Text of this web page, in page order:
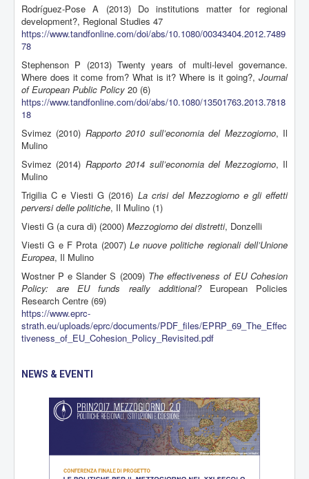
Rodríguez-Pose A (2013) Do institutions matter for regional
development?, Regional Studies 47
https://www.tandfonline.com/doi/abs/10.1080/00343404.2012.7489
78
Stephenson P (2013) Twenty years of multi-level governance.
Where does it come from? What is it? Where is it going?, Journal
of European Public Policy 20 (6)
https://www.tandfonline.com/doi/abs/10.1080/13501763.2013.7818
18
Svimez (2010) Rapporto 2010 sull’economia del Mezzogiorno, Il
Mulino
Svimez (2014) Rapporto 2014 sull’economia del Mezzogiorno, Il
Mulino
Trigilia C e Viesti G (2016) La crisi del Mezzogiorno e gli effetti
perversi delle politiche, Il Mulino (1)
Viesti G (a cura di) (2000) Mezzogiorno dei distretti, Donzelli
Viesti G e F Prota (2007) Le nuove politiche regionali dell’Unione
Europea, Il Mulino
Wostner P e Slander S (2009) The effectiveness of EU Cohesion
Policy: are EU funds really additional?European Policies
Research Centre (69)
https://www.eprc-
strath.eu/uploads/eprc/documents/PDF_files/EPRP_69_The_Effec
tiveness_of_EU_Cohesion_Policy_Revisited.pdf
NEWS & EVENTI